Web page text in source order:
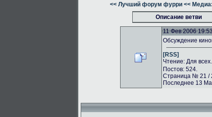
<< Лучший форум фурри <<
Описание ветви
11 Фев 2006
Обсуждение
[RSS]
Чтение: Для
Постов: 524.
Страница № 21 /
Последнее 13